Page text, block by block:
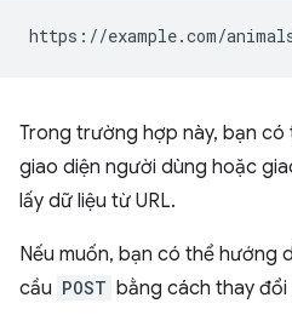
Trong trường hợp này, bạn
giao diện người dùng hoặc
lấy dữ liệu từ URL.
Nếu muốn, bạn có thể hướng
cầu POST bằng cách thay